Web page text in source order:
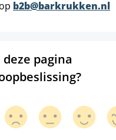
b2b@barkrukken.nl
pagina